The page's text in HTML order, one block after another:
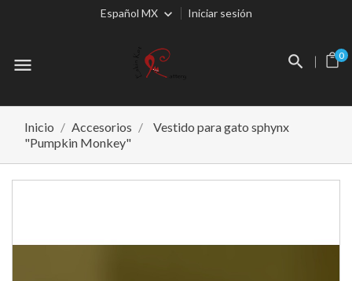
Español MX Iniciar sesión
menu 0
Inicio Accesorios
Vestido para gato sphynx
"Pumpkin Monkey"